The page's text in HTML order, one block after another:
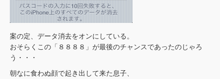
案の定、データ消去をオンにしている。
おそらくこの「８８８８」が最後のチャンスであったのじゃろ
う・・・
朝なに食わぬ顔で起き出して来た息子、